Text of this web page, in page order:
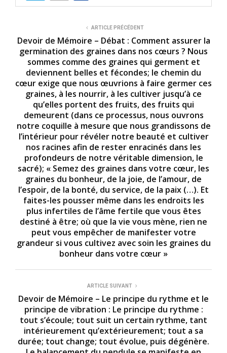
ARTICLE PRÉCÉDENT
Devoir de Mémoire – Débat : Comment assurer la
germination des graines dans nos cœurs ? Nous
sommes comme des graines qui germent et
deviennent belles et fécondes; le chemin du
cœur exige que nous œuvrions à faire germer ces
graines, à les nourrir, à les cultiver jusqu’à ce
qu’elles portent des fruits, des fruits qui
demeurent (dans ce processus, nous ouvrons
notre coquille à mesure que nous grandissons de
l’intérieur pour révéler notre beauté et cultiver
nos racines afin de rester enracinés dans les
profondeurs de notre véritable dimension, le
sacré); « Semez des graines dans votre cœur, les
graines du bonheur, de la joie, de l’amour, de
l’espoir, de la bonté, du service, de la paix (…). Et
faites-les pousser même dans les endroits les
plus infertiles de l’âme fertile que vous êtes
destiné à être; où que la vie vous mène, rien ne
peut vous empêcher de manifester votre
grandeur si vous cultivez avec soin les graines du
bonheur dans votre cœur »
ARTICLE SUIVANT
Devoir de Mémoire – Le principe du rythme et le
principe de vibration : Le principe du rythme :
tout s’écoule; tout suit un certain rythme, tant
intérieurement qu’extérieurement; tout a sa
durée; tout change; tout évolue, puis dégénère.